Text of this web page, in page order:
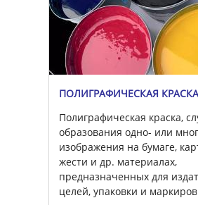
ПОЛИГРАФИЧЕСКАЯ КРАСКА
Полиграфическая краска,
образования одно- или
изображения на бумаге,
жести и др. материалах,
предназначенных для
целей, упаковки и